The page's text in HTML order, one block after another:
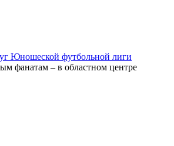
Юношеской футбольной лиги
фанатам – в областном центре